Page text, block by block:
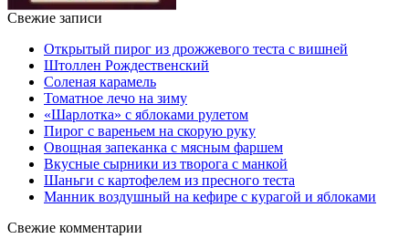
Свежие записи
Открытый пирог из дрожжевого теста с вишней
Штоллен Рождественский
Соленая карамель
Томатное лечо на зиму
«Шарлотка» с яблоками рулетом
Пирог с вареньем на скорую руку
Овощная запеканка с мясным фаршем
Вкусные сырники из творога с манкой
Шаньги с картофелем из пресного теста
Манник воздушный на кефире с курагой и яблоками
Свежие комментарии